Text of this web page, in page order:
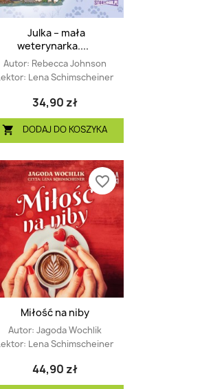
Julka – mała
weterynarka....
Autor: Rebecca Johnson
Lena Schimscheiner
34,90 zł
 DODAJ DO KOSZYKA
Miłość na niby
Autor: Jagoda Wochlik
Lena Schimscheiner
44,90 zł
favorite_border